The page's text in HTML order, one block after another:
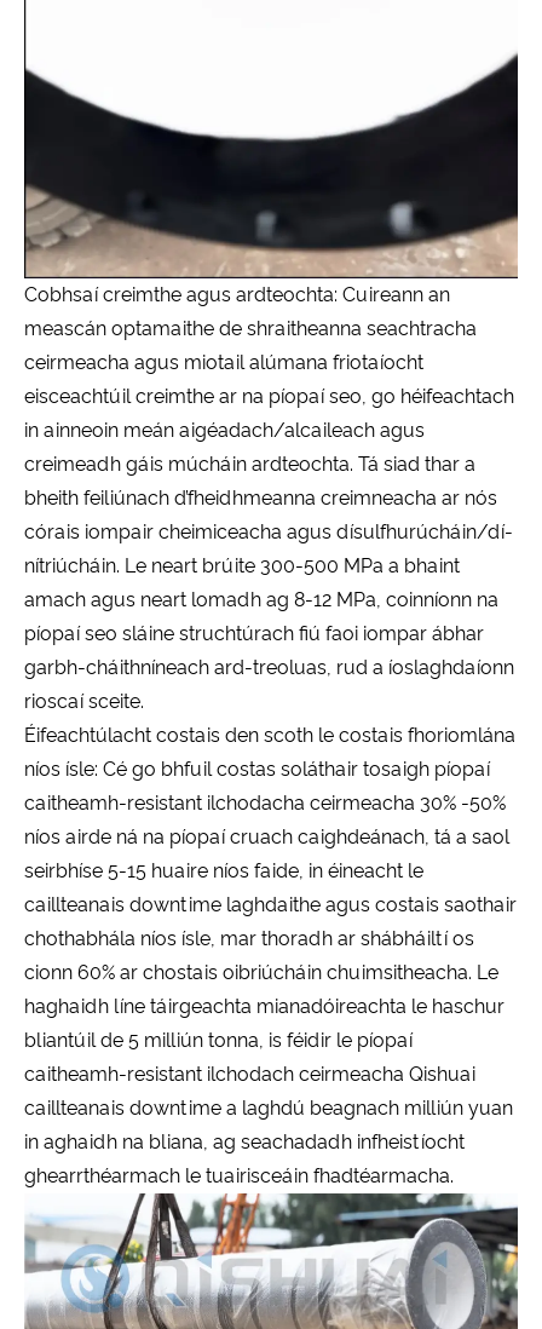
Cobhsaí creimthe agus ardteochta: Cuireann an
meascán optamaithe de shraitheanna seachtracha
ceirmeacha agus miotail alúmana friotaíocht
eisceachtúil creimthe ar na píopaí seo, go héifeachtach
in ainneoin meán aigéadach/alcaileach agus
creimeadh gáis múcháin ardteochta. Tá siad thar a
bheith feiliúnach d’fheidhmeanna creimneacha ar nós
córais iompair cheimiceacha agus dísulfhurúcháin/dí-
nítriúcháin. Le neart brúite 300-500 MPa a bhaint
amach agus neart lomadh ag 8-12 MPa, coinníonn na
píopaí seo sláine struchtúrach fiú faoi iompar ábhar
garbh-cháithníneach ard-treoluas, rud a íoslaghdaíonn
rioscaí sceite.
Éifeachtúlacht costais den scoth le costais fhoriomlána
níos ísle: Cé go bhfuil costas soláthair tosaigh píopaí
caitheamh-resistant ilchodacha ceirmeacha 30% -50%
níos airde ná na píopaí cruach caighdeánach, tá a saol
seirbhíse 5-15 huaire níos faide, in éineacht le
caillteanais downtime laghdaithe agus costais saothair
chothabhála níos ísle, mar thoradh ar shábháiltí os
cionn 60% ar chostais oibriúcháin chuimsitheacha. Le
haghaidh líne táirgeachta mianadóireachta le haschur
bliantúil de 5 milliún tonna, is féidir le píopaí
caitheamh-resistant ilchodach ceirmeacha Qishuai
caillteanais downtime a laghdú beagnach milliún yuan
in aghaidh na bliana, ag seachadadh infheistíocht
ghearrthéarmach le tuairisceáin fhadtéarmacha.